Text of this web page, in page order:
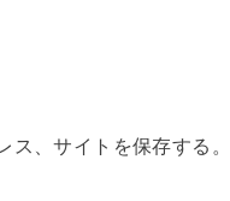
、サイトを保存する。